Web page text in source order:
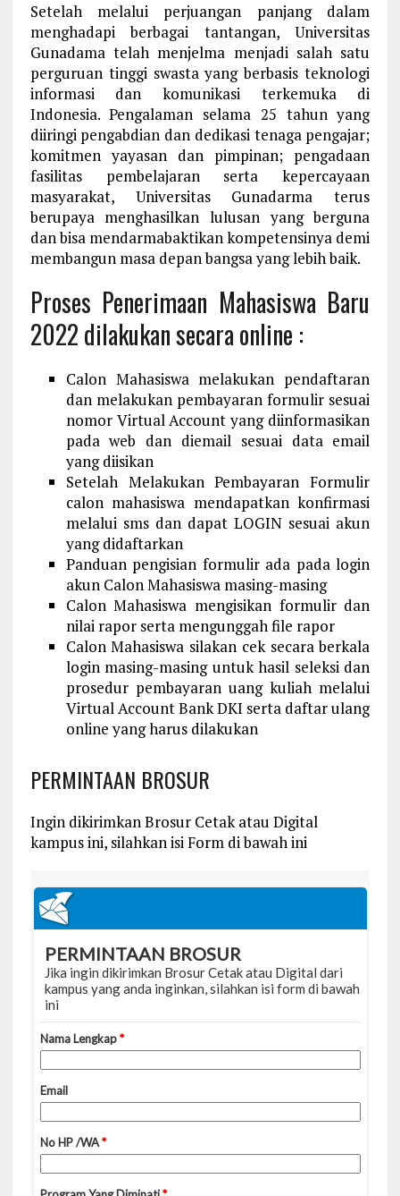
Setelah melalui perjuangan panjang dalam
menghadapi berbagai tantangan, Universitas
Gunadama telah menjelma menjadi salah satu
perguruan tinggi swasta yang berbasis teknologi
informasi dan komunikasi terkemuka di
Indonesia. Pengalaman selama 25 tahun yang
diiringi pengabdian dan dedikasi tenaga pengajar;
komitmen yayasan dan pimpinan; pengadaan
fasilitas pembelajaran serta kepercayaan
masyarakat, Universitas Gunadarma terus
berupaya menghasilkan lulusan yang berguna
dan bisa mendarmabaktikan kompetensinya demi
membangun masa depan bangsa yang lebih baik.
Proses Penerimaan Mahasiswa Baru
2022 dilakukan secara online :
Calon Mahasiswa melakukan pendaftaran
dan melakukan pembayaran formulir sesuai
nomor Virtual Account yang diinformasikan
pada web dan diemail sesuai data email
yang diisikan
Setelah Melakukan Pembayaran Formulir
calon mahasiswa mendapatkan konfirmasi
melalui sms dan dapat LOGIN sesuai akun
yang didaftarkan
Panduan pengisian formulir ada pada login
akun Calon Mahasiswa masing-masing
Calon Mahasiswa mengisikan formulir dan
nilai rapor serta mengunggah file rapor
Calon Mahasiswa silakan cek secara berkala
login masing-masing untuk hasil seleksi dan
prosedur pembayaran uang kuliah melalui
Virtual Account Bank DKI serta daftar ulang
online yang harus dilakukan
PERMINTAAN BROSUR
Ingin dikirimkan Brosur Cetak atau Digital
kampus ini, silahkan isi Form di bawah ini